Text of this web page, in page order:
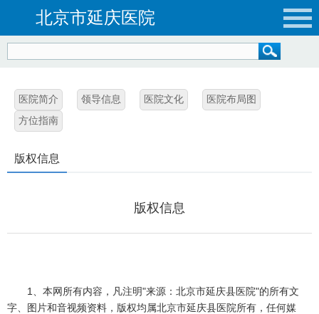
北京市延庆医院
医院简介 领导信息 医院文化
医院布局图
方位指南
版权信息
版权信息
1、本网所有内容，凡注明"来源：北京市延庆县医院"的所有文
字、图片和音视频资料，版权均属北京市延庆县医院所有，任何媒